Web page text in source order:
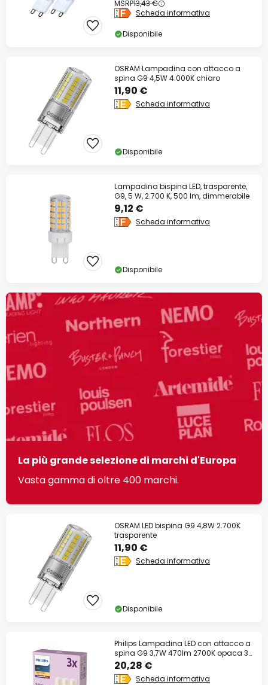
MSRP13,43 €
Scheda informativa
Disponibile
OSRAM Lampadina con attacco a
spina G9 4,5W 4.000K chiaro
11,90 €
Scheda informativa
Disponibile
Lampadina bispina LED, trasparente,
G9, 5 W, 2.700 K, 500 lm, dimmerabile
9,12 €
Scheda informativa
Disponibile
La più grande selezione di marchi d'Europa
Vasta gamma di oltre 400 marchi.
OSRAM LED bispina G9 4,8W 2.700K
trasparente
11,90 €
Scheda informativa
Disponibile
Philips Lampadina LED con attacco a
spina G9 3,7W 470lm 2700K opaca 3
pezzi
20,28 €
Scheda informativa